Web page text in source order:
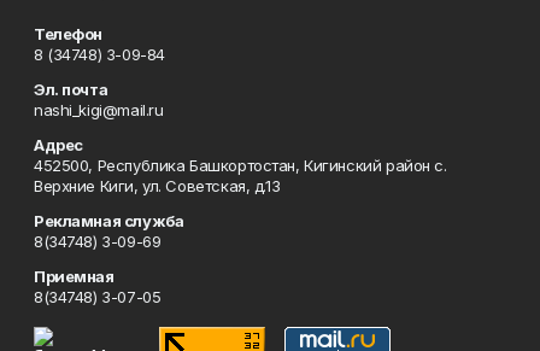
Телефон
8 (34748) 3-09-84
Эл. почта
nashi_kigi@mail.ru
Адрес
452500, Республика Башкортостан, Кигинский район с.
Верхние Киги, ул. Советская, д.13
Рекламная служба
8(34748) 3-09-69
Приемная
8(34748) 3-07-05